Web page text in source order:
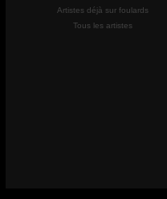
Artistes déjà sur foulards
Tous les artistes